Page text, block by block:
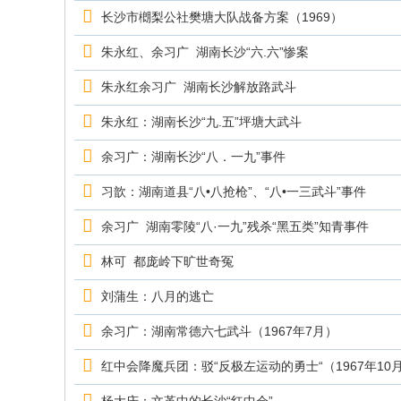
究
长沙市樃梨公社樊塘大队战备方案（1969）
朱永红、余习广 湖南长沙“六.六”惨案
朱永红余习广 湖南长沙解放路武斗
朱永红：湖南长沙“九.五”坪塘大武斗
余习广：湖南长沙“八．一九”事件
习歆：湖南道县“八•八抢枪”、“八•一三武斗”事件
余习广 湖南零陵“八·一九”残杀“黑五类”知青事件
林可 都庞岭下旷世奇冤
刘蒲生：八月的逃亡
余习广：湖南常德六七武斗（1967年7月）
红中会降魔兵团：驳“反极左运动的勇士“（1967年10